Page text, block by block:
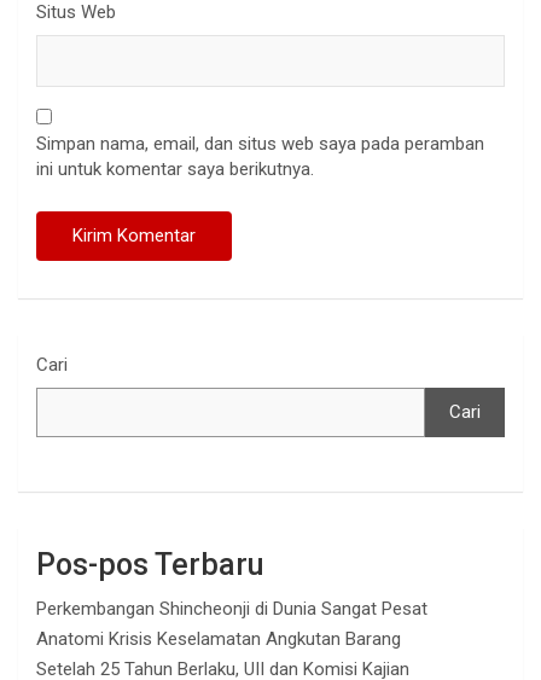
Situs Web
Simpan nama, email, dan situs web saya pada peramban
ini untuk komentar saya berikutnya.
Cari
Cari
Pos-pos Terbaru
Perkembangan Shincheonji di Dunia Sangat Pesat
Anatomi Krisis Keselamatan Angkutan Barang
Setelah 25 Tahun Berlaku, UII dan Komisi Kajian